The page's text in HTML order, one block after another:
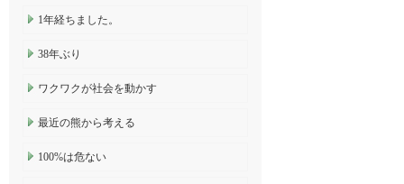
1年経ちました。
38年ぶり
ワクワクが社会を動かす
最近の熊から考える
100%は危ない